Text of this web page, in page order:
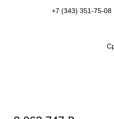
+7 (343) 351-75-08